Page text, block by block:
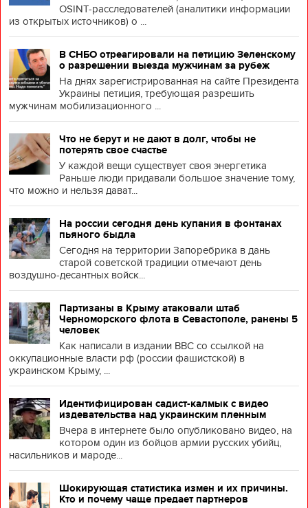
OSINT-расследователей (аналитики информации
из открытых источников) о ...
В СНБО отреагировали на петицию Зеленскому
о разрешении выезда мужчинам за рубеж
На днях зарегистрированная на сайте Президента
Украины петиция, требующая разрешить
мужчинам мобилизационного ...
Что не берут и не дают в долг, чтобы не
потерять свое счастье
У каждой вещи существует своя энергетика
Раньше люди придавали большое значение тому,
что можно и нельзя дават...
На россии сегодня день купания в фонтанах
пьяного быдла
Сегодня на территории Запоребрика в дань
старой советской традиции отмечают день
воздушно-десантных войск...
Партизаны в Крыму атаковали штаб
Черноморского флота в Севастополе, ранены 5
человек
Как написали в издании BBC со ссылкой на
оккупационные власти рф (россии фашистской) в
украинском Крыму, ...
Идентифицирован садист-калмык с видео
издевательства над украинским пленным
Вчера в интернете было опубликовано видео, на
котором один из бойцов армии русских убийц,
насильников и мароде...
Шокирующая статистика измен и их причины.
Кто и почему чаще предает партнеров